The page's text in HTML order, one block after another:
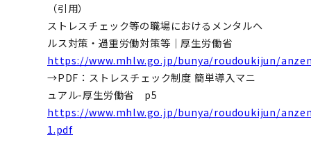
（引用）
ストレスチェック等の職場におけるメンタルヘ
ルス対策・過重労働対策等｜厚生労働省
https://www.mhlw.go.jp/bunya/roudoukijun/
→PDF：ストレスチェック制度 簡単導入マニ
ュアル-厚生労働省 p5
https://www.mhlw.go.jp/bunya/roudoukijun/
1.pdf